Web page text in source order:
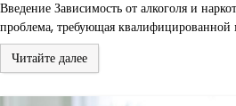
Введение Зависимость от алкоголя и
проблема, требующая
Читайте далее